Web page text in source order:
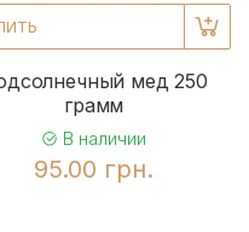
мед 250
грамм
В наличии
95.00 грн.